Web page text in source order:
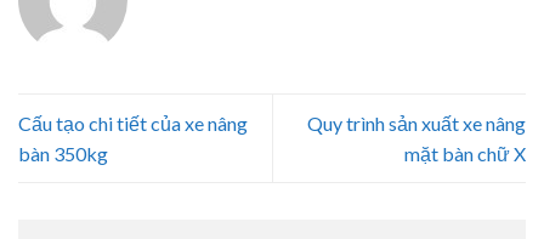
Cấu tạo chi tiết của xe nâng
bàn 350kg
Quy trình sản xuất xe nâng
mặt bàn chữ X